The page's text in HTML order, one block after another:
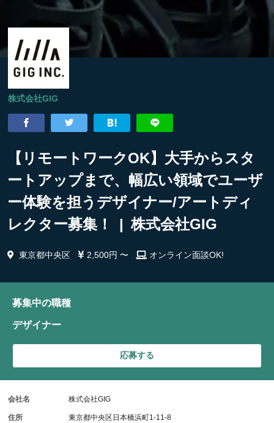
株式会社GIG
【リモートワークOK】大手からスタ
ートアップまで、幅広い領域でユーザ
ー体験を担うデザイナー/アートディ
レクター募集！ | 株式会社GIG
東京都中央区 2,500円 〜 オンライン面談OK!
募集中の職種
デザイナー
応募する
会社名 株式会社GIG
住所
東京都中央区日本橋浜町1-11-8